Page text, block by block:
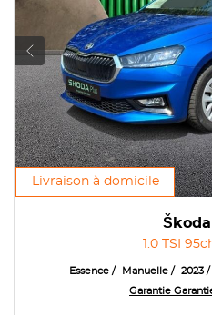
Livraison à domicile
Škoda
1.0 TSI
Essence Manuelle 2023
Garantie